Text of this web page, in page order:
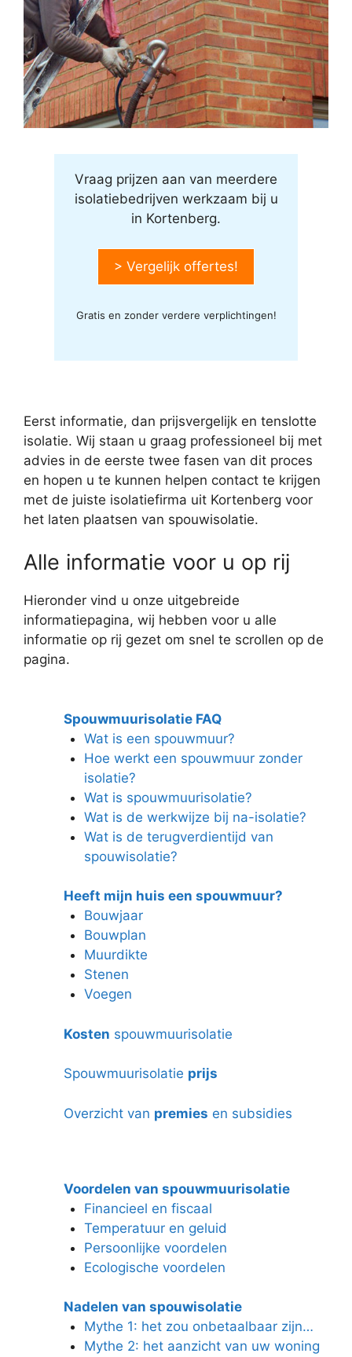
Vraag prijzen aan van meerdere
isolatiebedrijven werkzaam bij u
in Kortenberg.
> Vergelijk offertes!
Gratis en zonder verdere verplichtingen!
Eerst informatie, dan prijsvergelijk en tenslotte
isolatie. Wij staan u graag professioneel bij met
advies in de eerste twee fasen van dit proces
en hopen u te kunnen helpen contact te krijgen
met de juiste isolatiefirma uit Kortenberg voor
het laten plaatsen van spouwisolatie.
Alle informatie voor u op rij
Hieronder vind u onze uitgebreide
informatiepagina, wij hebben voor u alle
informatie op rij gezet om snel te scrollen op de
pagina.
Spouwmuurisolatie FAQ
Wat is een spouwmuur?
Hoe werkt een spouwmuur zonder
isolatie?
Wat is spouwmuurisolatie?
Wat is de werkwijze bij na-isolatie?
Wat is de terugverdientijd van
spouwisolatie?
Heeft mijn huis een spouwmuur?
Bouwjaar
Bouwplan
Muurdikte
Stenen
Voegen
Kosten spouwmuurisolatie
Spouwmuurisolatie prijs
Overzicht van premies en subsidies
Voordelen van spouwmuurisolatie
Financieel en fiscaal
Temperatuur en geluid
Persoonlijke voordelen
Ecologische voordelen
Nadelen van spouwisolatie
Mythe 1: het zou onbetaalbaar zijn…
Mythe 2: het aanzicht van uw woning